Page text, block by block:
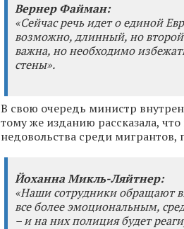
Вернер Файман:
«Сейчас речь идет о единой
возможно, длинный, но второй
важна, но необходимо
стены».
В свою очередь министр
тому же изданию рассказала,
недовольства среди
Йоханна Микль-Ляйтнер:
«Наши сотрудники обращают
все более эмоциональным,
– и на них полиция будет